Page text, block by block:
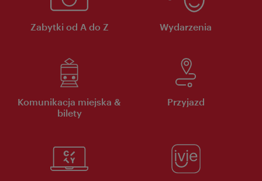
Zabytki od A do Z Wydarzenia
Komunikacja miejska &
bilety
Przyjazd